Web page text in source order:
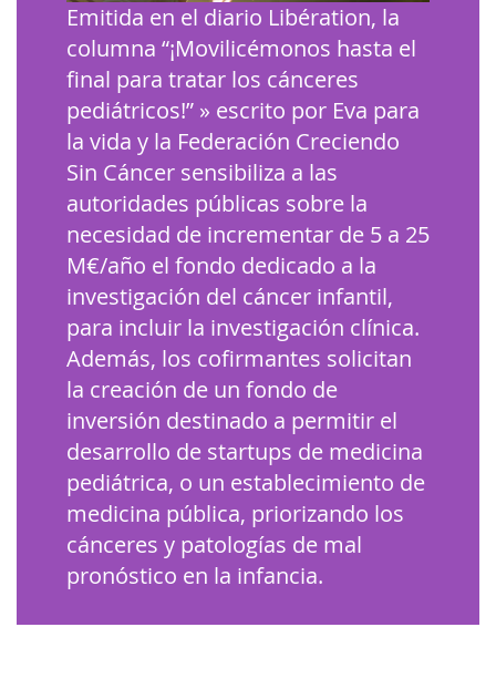
Emitida en el diario Libération, la
columna “¡Movilicémonos hasta el
final para tratar los cánceres
pediátricos!” » escrito por Eva para
la vida y la Federación Creciendo
Sin Cáncer sensibiliza a las
autoridades públicas sobre la
necesidad de incrementar de 5 a 25
M€/año el fondo dedicado a la
investigación del cáncer infantil,
para incluir la investigación clínica.
Además, los cofirmantes solicitan
la creación de un fondo de
inversión destinado a permitir el
desarrollo de startups de medicina
pediátrica, o un establecimiento de
medicina pública, priorizando los
cánceres y patologías de mal
pronóstico en la infancia.